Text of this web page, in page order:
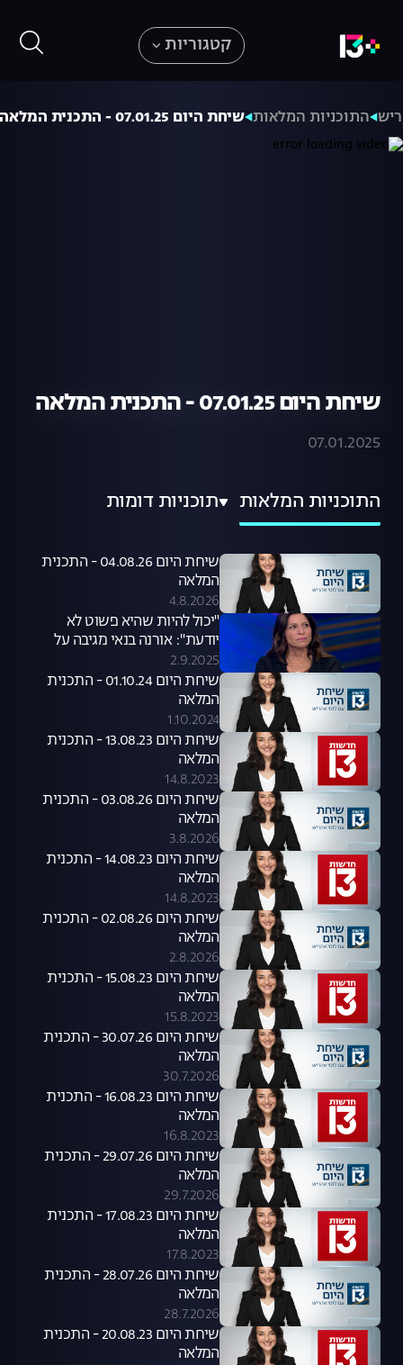
קטגוריות
התוכניות המלאות שיחת היום 07.01.25 - התכנית המלאה
שיחת היום 07.01.25 - התכנית המלאה
07.01.2025
התוכניות המלאות תוכניות דומות
שיחת היום 04.08.26 - התכנית
המלאה
4.8.2026
"יכול להיות שהיא פשוט לא
יודעת": אורנה בנאי מגיבה על
סערת קניית הכלבים שעוררה קרן
פלס
2.9.2025
שיחת היום 01.10.24 - התכנית
המלאה
1.10.2024
שיחת היום 13.08.23 - התכנית
המלאה
14.8.2023
שיחת היום 03.08.26 - התכנית
המלאה
3.8.2026
שיחת היום 14.08.23 - התכנית
המלאה
14.8.2023
שיחת היום 02.08.26 - התכנית
המלאה
2.8.2026
שיחת היום 15.08.23 - התכנית
המלאה
15.8.2023
שיחת היום 30.07.26 - התכנית
המלאה
30.7.2026
שיחת היום 16.08.23 - התכנית
המלאה
16.8.2023
שיחת היום 29.07.26 - התכנית
המלאה
29.7.2026
שיחת היום 17.08.23 - התכנית
המלאה
17.8.2023
שיחת היום 28.07.26 - התכנית
המלאה
28.7.2026
שיחת היום 20.08.23 - התכנית
המלאה